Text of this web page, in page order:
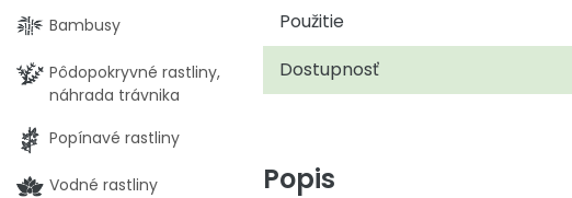
Použitie
Dostupnosť
Popis
Bambusy
Pôdopokryvné rastliny,
náhrada trávnika
Popínavé rastliny
Vodné rastliny